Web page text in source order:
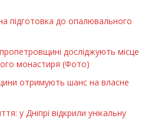
підготовка до опалювального
досліджують місце
монастиря (Фото)
отримують шанс на власне
у Дніпрі відкрили унікальну